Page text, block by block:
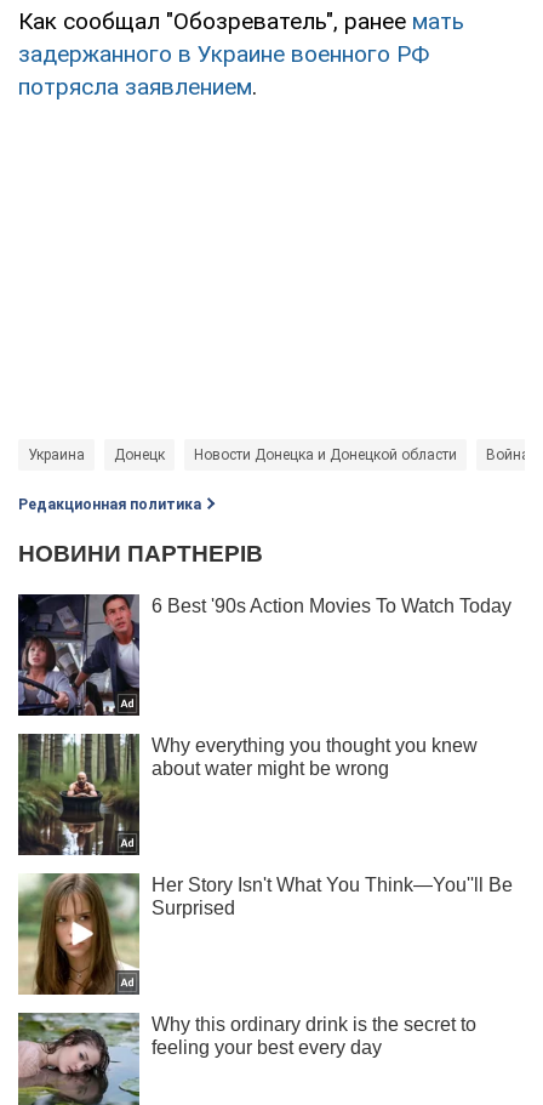
Как сообщал "Обозреватель", ранее мать
задержанного в Украине военного РФ
потрясла заявлением.
Украина Донецк Новости Донецка и Донецкой области Война
Редакционная политика